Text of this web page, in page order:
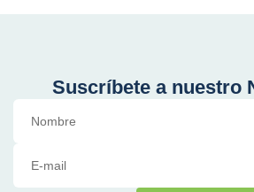
Suscríbete a nuestro